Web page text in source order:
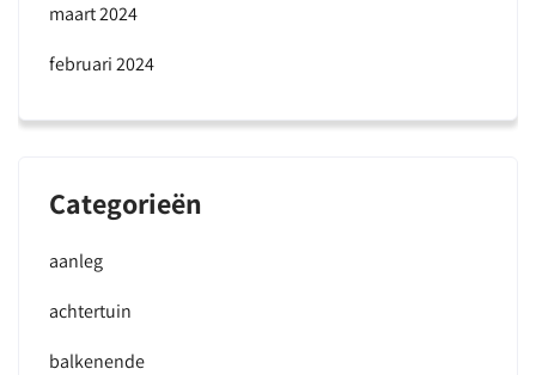
maart 2024
februari 2024
Categorieën
aanleg
achtertuin
balkenende